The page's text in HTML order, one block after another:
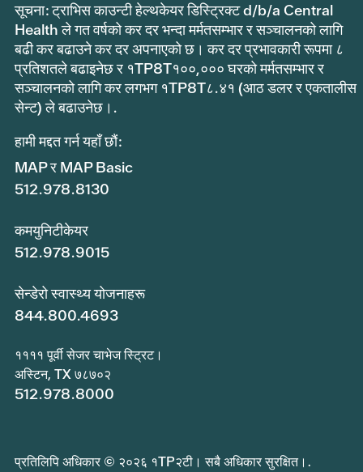
सूचना: ट्राभिस काउन्टी हेल्थकेयर डिस्ट्रिक्ट d/b/a Central
Health ले गत वर्षको कर दर भन्दा मर्मतसम्भार र सञ्चालनको लागि
बढी कर बढाउने कर दर अपनाएको छ। कर दर प्रभावकारी रूपमा ८
प्रतिशतले बढाइनेछ र १TP8T१००,००० घरको मर्मतसम्भार र
सञ्चालनको लागि कर लगभग १TP8T८.४१ (आठ डलर र एकतालीस
सेन्ट) ले बढाउनेछ।.
हामी मद्दत गर्न यहाँ छौं:
MAP र MAP Basic
512.978.8130
कमयुनिटीकेयर
512.978.9015
सेन्डेरो स्वास्थ्य योजनाहरू
844.800.4693
११११ पूर्वी सेजर चाभेज स्ट्रिट।
अस्टिन, TX ७८७०२
512.978.8000
प्रतिलिपि अधिकार © २०२६ १TP२टी। सबै अधिकार सुरक्षित।.